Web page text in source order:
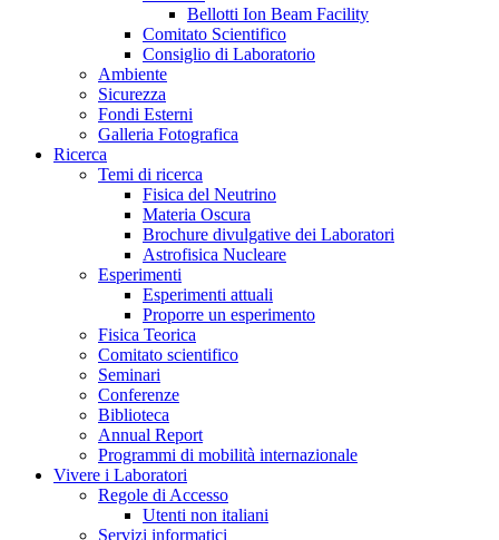
Bellotti Ion Beam Facility
Comitato Scientifico
Consiglio di Laboratorio
Ambiente
Sicurezza
Fondi Esterni
Galleria Fotografica
Ricerca
Temi di ricerca
Fisica del Neutrino
Materia Oscura
Brochure divulgative dei Laboratori
Astrofisica Nucleare
Esperimenti
Esperimenti attuali
Proporre un esperimento
Fisica Teorica
Comitato scientifico
Seminari
Conferenze
Biblioteca
Annual Report
Programmi di mobilità internazionale
Vivere i Laboratori
Regole di Accesso
Utenti non italiani
Servizi informatici